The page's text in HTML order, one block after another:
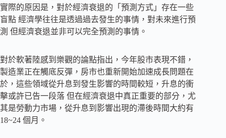
實際的原因是，對於經濟衰退的「預測方式」存在一些
盲點 經濟學往往是透過過去發生的事情，對未來進行預
測 但經濟衰退並非可以完全預測的事情。
對於軟著陸感到樂觀的論點指出，今年股市表現不錯，
製造業正在觸底反彈，房市也重新開始加速成長問題在
於，這些領域從升息到發生影響的時間較短，升息的衝
擊或許已告一段落 但在經濟衰退中真正重要的部分，尤
其是勞動力市場，從升息到影響出現的滯後時間大約有
18~24 個月。